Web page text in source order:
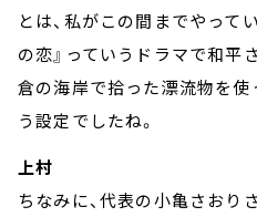
とは、私がこの間までやって
の恋』っていうドラマで和平
倉の海岸で拾った漂流物を
う設定でしたね。
上村
ちなみに、代表の小亀さおり